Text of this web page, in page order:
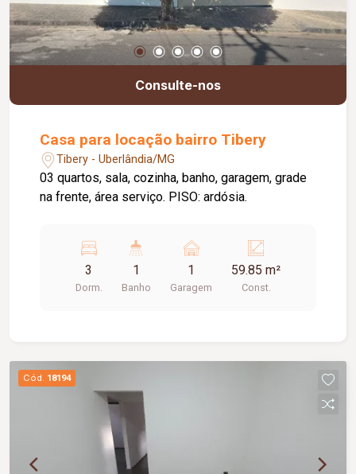
Consulte-nos
Casa para locação bairro Tibery
Tibery - Uberlândia/MG
03 quartos, sala, cozinha, banho, garagem, grade
na frente, área serviço. PISO: ardósia.
3
Dorm.
1
Banho
1
Garagem
59.85 m²
Const.
Cód. 18194